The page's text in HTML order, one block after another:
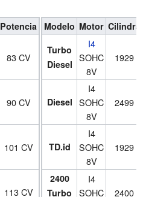
Potencia
83 CV
90 CV
101 CV
113 CV
Modelo Motor
Turbo
Diesel
I4
SOHC
8V
1929 cc
Diesel
I4
SOHC
8V
2499 cc
TD.id
I4
SOHC
8V
1929 cc
2400
Turbo
I4
SOHC
2400 cc